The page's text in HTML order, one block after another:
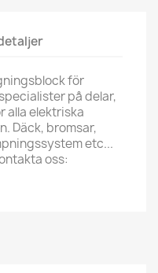
för
på delar,
alla elektriska
Däck, bromsar,
etc...
oss: